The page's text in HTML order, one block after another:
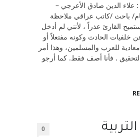
علاء الدين صادق الأعرجي –
باحث /كاتب عراقي ملاحظة
القارئ عذراً ، لأنني لم أدخل
خلفيات الحادث وكونه مفتعلاً أو
للعرب والمسلمين، وهذا أمر
. فأنا أصف فقط. كما أرجو
0